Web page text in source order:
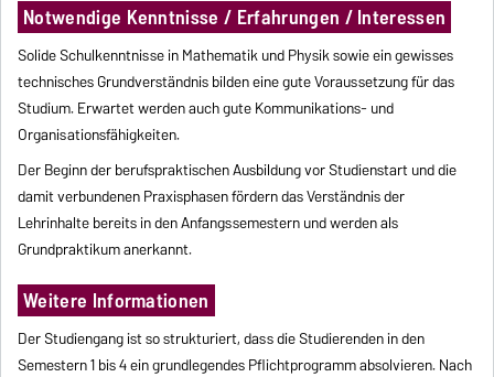
Notwendige Kenntnisse / Erfahrungen / Interessen
Solide Schulkenntnisse in Mathematik und Physik sowie ein gewisses
technisches Grundverständnis bilden eine gute Voraussetzung für das
Studium. Erwartet werden auch gute Kommunikations- und
Organisationsfähigkeiten.
Der Beginn der berufspraktischen Ausbildung vor Studienstart und die
damit verbundenen Praxisphasen fördern das Verständnis der
Lehrinhalte bereits in den Anfangssemestern und werden als
Grundpraktikum anerkannt.
Weitere Informationen
Der Studiengang ist so strukturiert, dass die Studierenden in den
Semestern 1 bis 4 ein grundlegendes Pflichtprogramm absolvieren. Nach